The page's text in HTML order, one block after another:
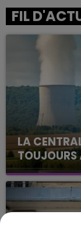
FIL
LA
TOUJOURS
Cela fait
nucléaire
justifiée par
présente.